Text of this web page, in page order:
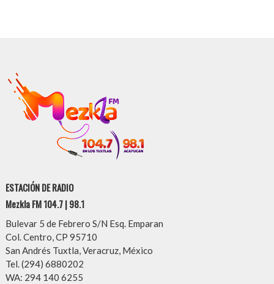
ESTACIÓN DE RADIO
Mezkla FM 104.7 | 98.1
Bulevar 5 de Febrero S/N Esq. Emparan
Col. Centro, CP 95710
San Andrés Tuxtla, Veracruz, México
Tel. (294) 6880202
WA: 294 140 6255